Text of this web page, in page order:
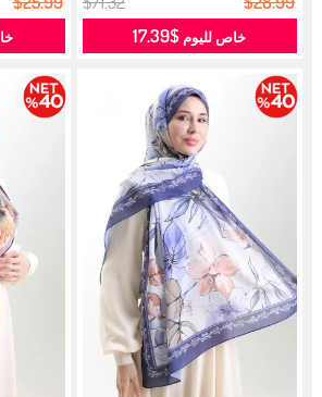
خاص لليوم $17.39